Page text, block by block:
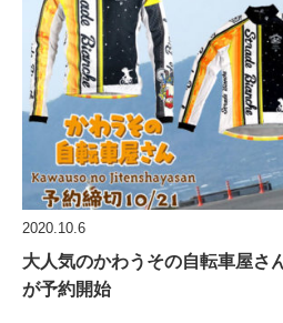
2020.10.6
大人気のかわうその自転車屋さ
が予約開始